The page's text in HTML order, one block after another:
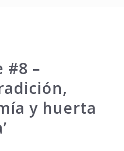
#8 –
y huerta